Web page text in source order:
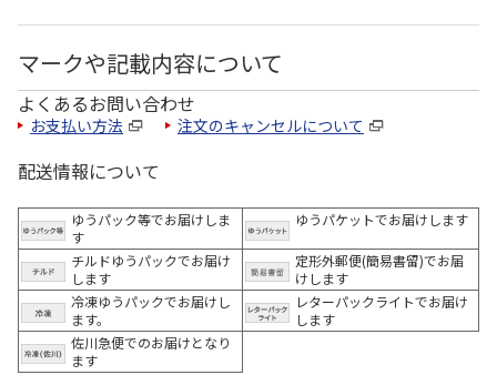
マークや記載内容について
よくあるお問い合わせ
お支払い方法 注文のキャンセルについて
配送情報について
ゆうパック等でお届けしま
す
ゆうパケットでお届けします
チルドゆうパックでお届け
します
定形外郵便(簡易書留)でお届
けします
冷凍ゆうパックでお届けし
ます。
レターパックライトでお届け
します
佐川急便でのお届けとなり
ます